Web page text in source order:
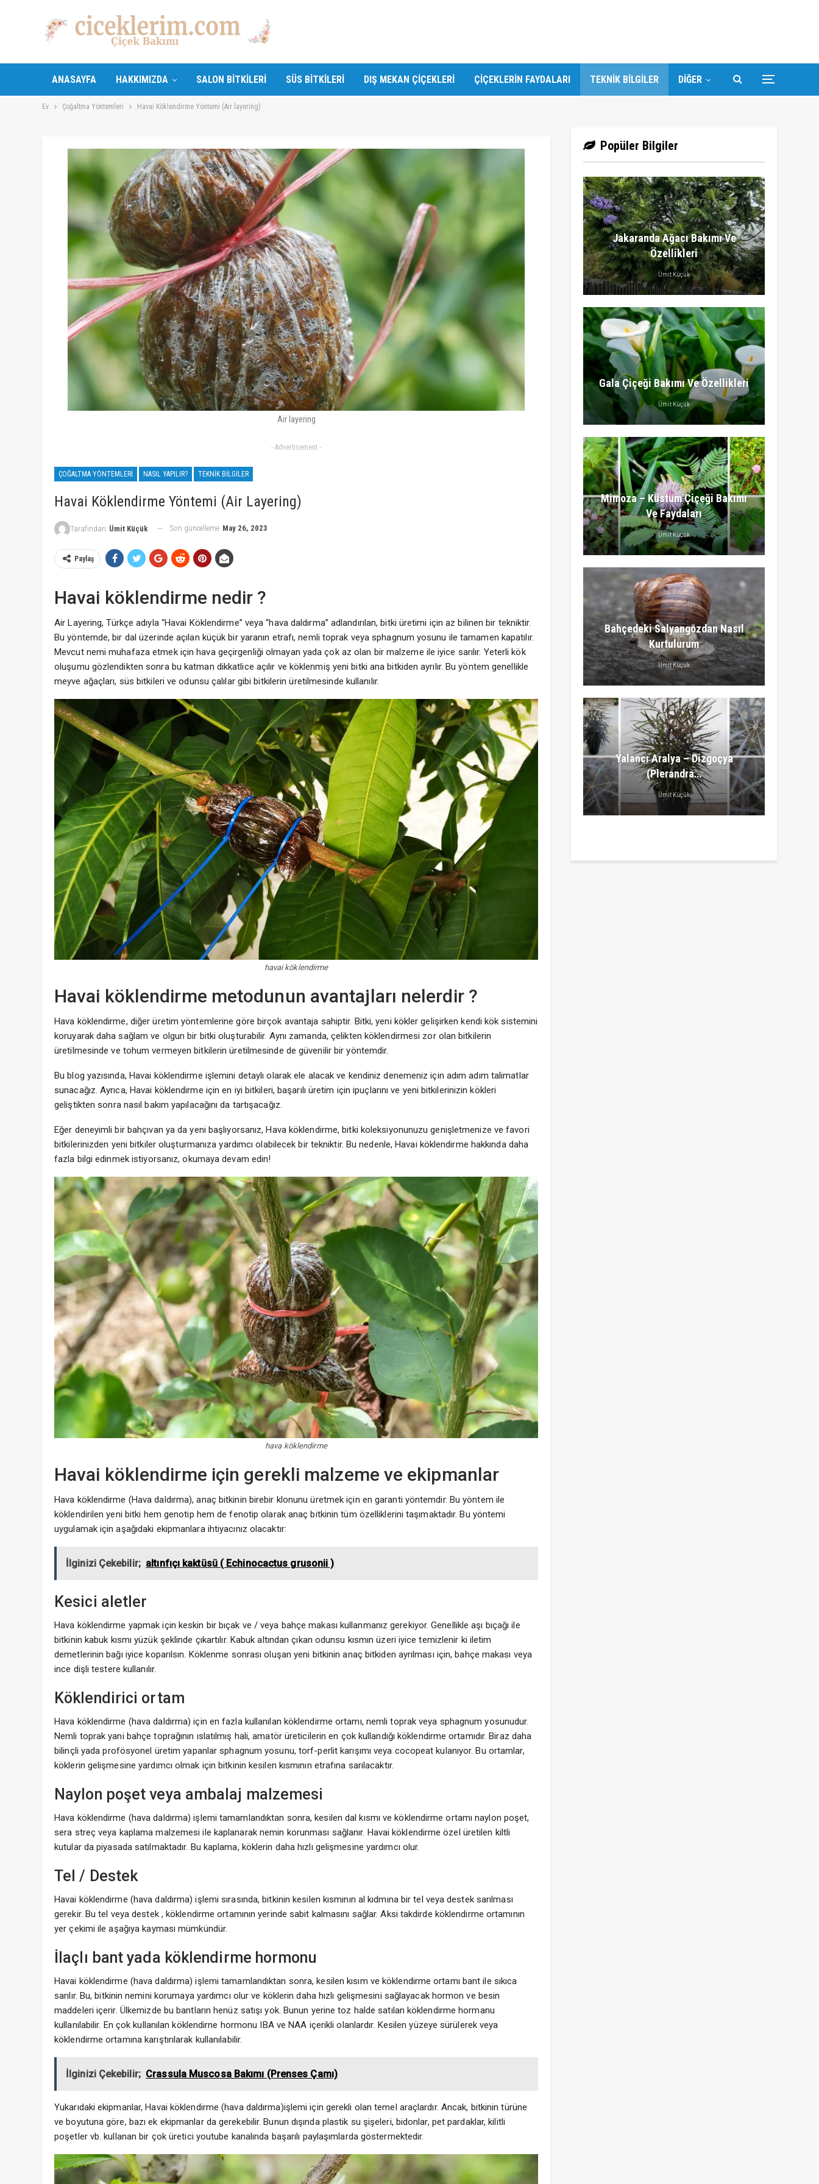
ANASAYFA HAKKIMIZDA SALON BITKILERI SÜS BITKILERI DIŞ MEKAN ÇIÇEKLERI ÇIÇEKLERIN FAYDALARI TEKNIK BILGILER DIĞER
Ev Çoğaltma Yöntemleri Havai Köklendirme Yöntemi (Air layering)
Air layering
- Advertisement -
ÇOĞALTMA YÖNTEMLERI NASIL YAPILIR? TEKNIK BILGILER
Havai Köklendirme Yöntemi (Air Layering)
Tarafından Ümit Küçük Son güncelleme May 26, 2023
Paylaş
Havai köklendirme nedir ?
Air Layering, Türkçe adıyla “Havai Köklendirme” veya “hava daldırma” adlandırılan, bitki üretimi için az bilinen bir tekniktir.
Bu yöntemde, bir dal üzerinde açılan küçük bir yaranın etrafı, nemli toprak veya sphagnum yosunu ile tamamen kapatılır.
Mevcut nemi muhafaza etmek için hava geçirgenliği olmayan yada çok az olan bir malzeme ile iyice sarılır. Yeterli kök
oluşumu gözlendikten sonra bu katman dikkatlice açılır ve köklenmiş yeni bitki ana bitkiden ayrılır. Bu yöntem genellikle
meyve ağaçları, süs bitkileri ve odunsu çalılar gibi bitkilerin üretilmesinde kullanılır.
havai köklendirme
Havai köklendirme metodunun avantajları nelerdir ?
Hava köklendirme, diğer üretim yöntemlerine göre birçok avantaja sahiptir. Bitki, yeni kökler gelişirken kendi kök sistemini
koruyarak daha sağlam ve olgun bir bitki oluşturabilir. Aynı zamanda, çelikten köklendirmesi zor olan bitkilerin
üretilmesinde ve tohum vermeyen bitkilerin üretilmesinde de güvenilir bir yöntemdir.
Bu blog yazısında, Havai köklendirme işlemini detaylı olarak ele alacak ve kendiniz denemeniz için adım adım talimatlar
sunacağız. Ayrıca, Havai köklendirme için en iyi bitkileri, başarılı üretim için ipuçlarını ve yeni bitkilerinizin kökleri
geliştikten sonra nasıl bakım yapılacağını da tartışacağız.
Eğer deneyimli bir bahçıvan ya da yeni başlıyorsanız, Hava köklendirme, bitki koleksiyonunuzu genişletmenize ve favori
bitkilerinizden yeni bitkiler oluşturmanıza yardımcı olabilecek bir tekniktir. Bu nedenle, Havai köklendirme hakkında daha
fazla bilgi edinmek istiyorsanız, okumaya devam edin!
hava köklendirme
Havai köklendirme için gerekli malzeme ve ekipmanlar
Hava köklendirme (Hava daldırma), anaç bitkinin birebir klonunu üretmek için en garanti yöntemdir. Bu yöntem ile
köklendirilen yeni bitki hem genotip hem de fenotip olarak anaç bitkinin tüm özelliklerini taşımaktadır. Bu yöntemi
uygulamak için aşağıdaki ekipmanlara ihtiyacınız olacaktır:
İlginizi Çekebilir; altınfıçı kaktüsü ( Echinocactus grusonii )
Kesici aletler
Hava köklendirme yapmak için keskin bir bıçak ve / veya bahçe makası kullanmanız gerekiyor. Genellikle aşı bıçağı ile
bitkinin kabuk kısmı yüzük şeklinde çıkartılır. Kabuk altından çıkan odunsu kısmın üzeri iyice temizlenir ki iletim
demetlerinin bağı iyice koparılsın. Köklenme sonrası oluşan yeni bitkinin anaç bitkiden ayrılması için, bahçe makası veya
ince dişli testere kullanılır.
Köklendirici ortam
Hava köklendirme (hava daldırma) için en fazla kullanılan köklendirme ortamı, nemli toprak veya sphagnum yosunudur.
Nemli toprak yani bahçe toprağının ıslatılmış hali, amatör üreticilerin en çok kullandığı köklendirme ortamıdır. Biraz daha
bilinçli yada profösyonel üretim yapanlar sphagnum yosunu, torf-perlit karışımı veya cocopeat kulanıyor. Bu ortamlar,
köklerin gelişmesine yardımcı olmak için bitkinin kesilen kısmının etrafına sarılacaktır.
Naylon poşet veya ambalaj malzemesi
Hava köklendirme (hava daldırma) işlemi tamamlandıktan sonra, kesilen dal kısmı ve köklendirme ortamı naylon poşet,
sera streç veya kaplama malzemesi ile kaplanarak nemin korunması sağlanır. Havai köklendirme özel üretilen kiltli
kutular da piyasada satılmaktadır. Bu kaplama, köklerin daha hızlı gelişmesine yardımcı olur.
Tel / Destek
Havai köklendirme (hava daldırma) işlemi sırasında, bitkinin kesilen kısmının al kıdmına bir tel veya destek sarılması
gerekir. Bu tel veya destek , köklendirme ortamının yerinde sabit kalmasını sağlar. Aksi takdirde köklendirme ortamının
yer çekimi ile aşağıya kayması mümkündür.
İlaçlı bant yada köklendirme hormonu
Havai köklendirme (hava daldırma) işlemi tamamlandıktan sonra, kesilen kısım ve köklendirme ortamı bant ile sıkıca
sarılır. Bu, bitkinin nemini korumaya yardımcı olur ve köklerin daha hızlı gelişmesini sağlayacak hormon ve besin
maddeleri içerir. Ülkemizde bu bantların henüz satışı yok. Bunun yerine toz halde satılan köklendirme hormanu
kullanılabilir. En çok kullanılan köklendirne hormonu IBA ve NAA içerikli olanlardır. Kesilen yüzeye sürülerek veya
köklendirme ortamına karıştırılarak kullanılabilir.
İlginizi Çekebilir; Crassula Muscosa Bakımı (Prenses Çamı)
Yukarıdaki ekipmanlar, Havai köklendirme (hava daldırma)işlemi için gerekli olan temel araçlardır. Ancak, bitkinin türüne
ve boyutuna göre, bazı ek ekipmanlar da gerekebilir. Bunun dışında plastik su şişeleri, bidonlar, pet pardaklar, kilitli
poşetler vb. kullanan bir çok üretici youtube kanalında başarılı paylaşımlarda göstermektedir.
Popüler Bilgiler
Jakaranda Ağacı Bakımı Ve
Özellikleri
Ümit Küçük
Gala Çiçeği Bakımı Ve Özellikleri
Ümit Küçük
Mimoza – Küstüm Çiçeği Bakımı
Ve Faydaları
Ümit Küçük
Bahçedeki Salyangozdan Nasıl
Kurtulurum
Ümit Küçük
Yalancı Aralya – Dizgoçya
(Plerandra…
Ümit Küçük